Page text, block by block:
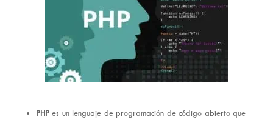
PHPes un lenguaje de programación de código abierto que